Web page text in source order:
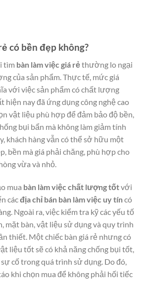
có bền đẹp không?
tìm bàn làm việc giá rẻthường lo ngại
của sản phẩm. Thực tế, mức giá
với việc sản phẩm có chất lượng
hiện nay đã ứng dụng công nghệ cao
vật liệu phù hợp để đảm bảo độ bền,
bụi bẩn mà không làm giảm tính
khách hàng vẫn có thể sở hữu một
bền mà giá phải chăng, phù hợp cho
vừa và nhỏ.
mua bàn làm việc chất lượng tốtvới
cácđịa chỉ bán bàn làm việc uy tíncó
Ngoài ra, việc kiểm tra kỹ các yếu tố
mặt bàn, vật liệu sử dụng và quy trình
thiết. Một chiếc bàn giá rẻ nhưng có
liệu tốt sẽ có khả năng chống bụi tốt,
cố trong quá trình sử dụng. Do đó,
khi chọn mua để không phải hối tiếc